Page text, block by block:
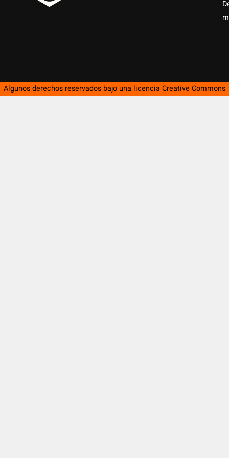
Algunos derechos reservados bajo una licencia Creative Commons